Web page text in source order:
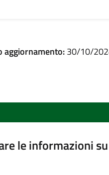
aggiornamento:30/10/
le informazioni